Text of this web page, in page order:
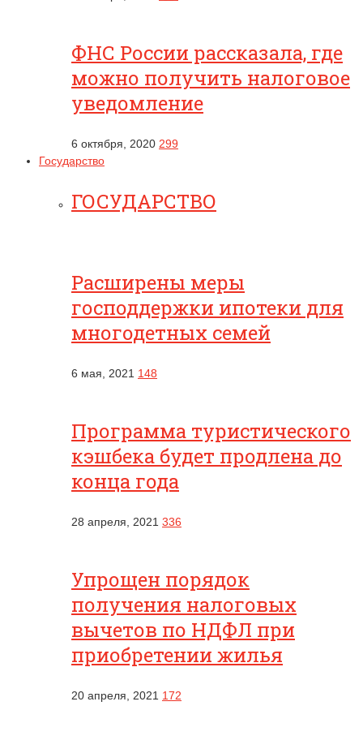
ФНС России рассказала, где
можно получить налоговое
уведомление
6 октября, 2020 299
Государство
ГОСУДАРСТВО
Расширены меры
господдержки ипотеки для
многодетных семей
6 мая, 2021 148
Программа туристического
кэшбека будет продлена до
конца года
28 апреля, 2021 336
Упрощен порядок
получения налоговых
вычетов по НДФЛ при
приобретении жилья
20 апреля, 2021 172